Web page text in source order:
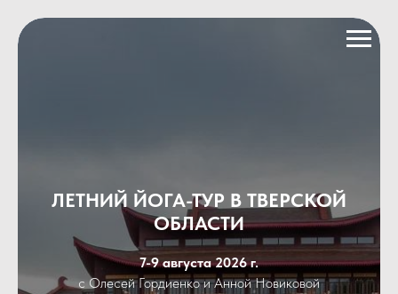
ЛЕТНИЙ ЙОГА-ТУР В ТВЕРСКОЙ
ОБЛАСТИ
7-9 августа 2026 г.
с Олесей Гордиенко и Анной Новиковой